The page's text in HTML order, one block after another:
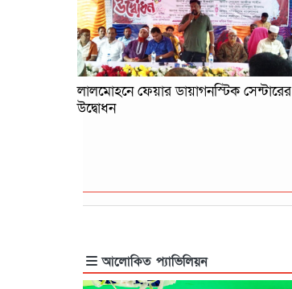
লালমোহনে ফেয়ার ডায়াগনস্টিক সেন্টারের
উদ্বোধন
আলোকিত প্যাভিলিয়ন